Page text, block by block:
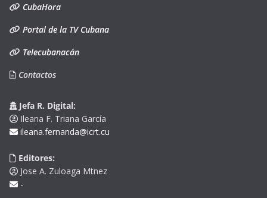
CubaHora
Portal de la TV Cubana
Telecubanacán
Contactos
Jefa R. Digital:
Ileana F. Triana García
ileana.fernanda@icrt.cu
Editores:
Jose A. Zuloaga Mtnez
-